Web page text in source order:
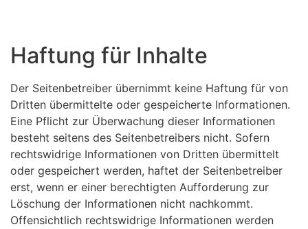
Haftung für Inhalte
Der Seitenbetreiber übernimmt keine Haftung für von
Dritten übermittelte oder gespeicherte Informationen.
Eine Pflicht zur Überwachung dieser Informationen
besteht seitens des Seitenbetreibers nicht. Sofern
rechtswidrige Informationen von Dritten übermittelt
oder gespeichert werden, haftet der Seitenbetreiber
erst, wenn er einer berechtigten Aufforderung zur
Löschung der Informationen nicht nachkommt.
Offensichtlich rechtswidrige Informationen werden